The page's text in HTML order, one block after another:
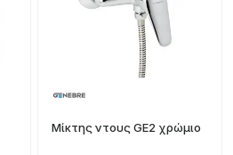
Μίκτης ντους GE2 χρώμιο